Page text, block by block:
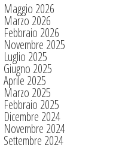
Maggio 2026
Marzo 2026
Febbraio 2026
Novembre 2025
Luglio 2025
Giugno 2025
Aprile 2025
Marzo 2025
Febbraio 2025
Dicembre 2024
Novembre 2024
Settembre 2024